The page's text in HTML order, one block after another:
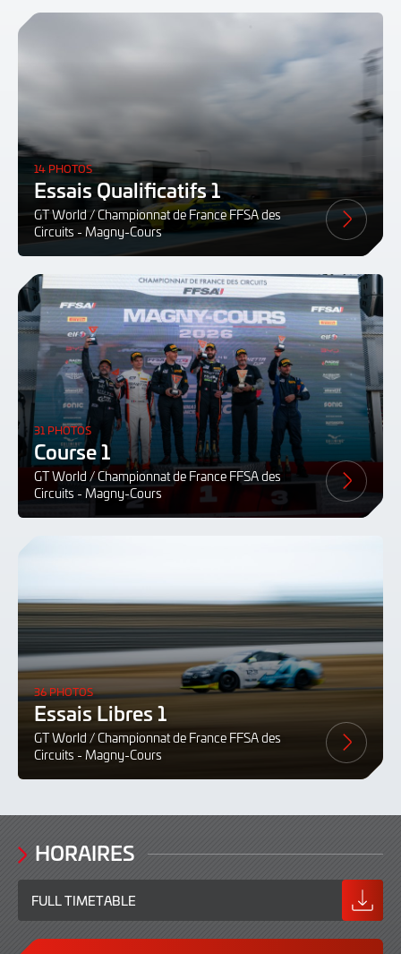
14 PHOTOS
Essais Qualificatifs 1
GT World / Championnat de France FFSA des
Circuits - Magny-Cours
31 PHOTOS
Course 1
GT World / Championnat de France FFSA des
Circuits - Magny-Cours
36 PHOTOS
Essais Libres 1
GT World / Championnat de France FFSA des
Circuits - Magny-Cours
HORAIRES
FULL TIMETABLE